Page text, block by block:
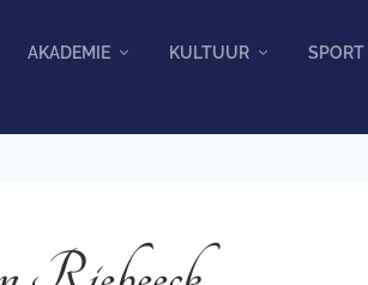
AKADEMIE KULTUUR SPORT